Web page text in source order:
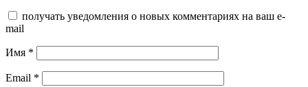
получать уведомления о новых комментариях на ваш e-
mail
Имя *
Email *